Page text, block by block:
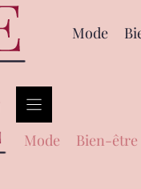
Mode
Mode Bien-être